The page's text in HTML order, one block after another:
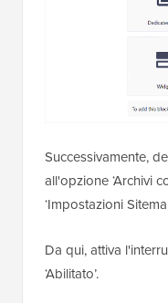
Successivamente,
all'opzione ‘Archivi
‘Impostazioni
Da qui, attiva
‘Abilitato’.